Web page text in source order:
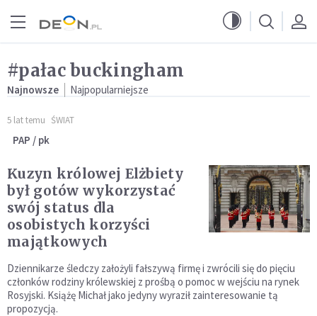
#pałac buckingham
Najnowsze Najpopularniejsze
5 lat temu ŚWIAT
PAP / pk
Kuzyn królowej Elżbiety
był gotów wykorzystać
swój status dla
osobistych korzyści
majątkowych
Dziennikarze śledczy założyli fałszywą firmę i zwrócili się do pięciu
członków rodziny królewskiej z prośbą o pomoc w wejściu na rynek
Rosyjski. Książę Michał jako jedyny wyraził zainteresowanie tą
propozycją.